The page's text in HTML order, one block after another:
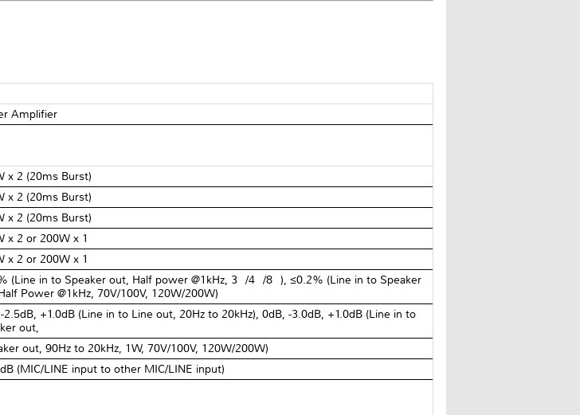
Amplifier
x 2 (20ms Burst)
x 2 (20ms Burst)
x 2 (20ms Burst)
x 2 or 200W x 1
x 2 or 200W x 1
(Line in to Speaker out, Half power @1kHz, 3Ω/4Ω/8Ω), ≤0.2% (Line in to Speaker
Power @1kHz, 70V/100V, 120W/200W)
2.5dB, +1.0dB (Line in to Line out, 20Hz to 20kHz), 0dB, -3.0dB, +1.0dB (Line in to
out,
out, 90Hz to 20kHz, 1W, 70V/100V, 120W/200W)
(MIC/LINE input to other MIC/LINE input)